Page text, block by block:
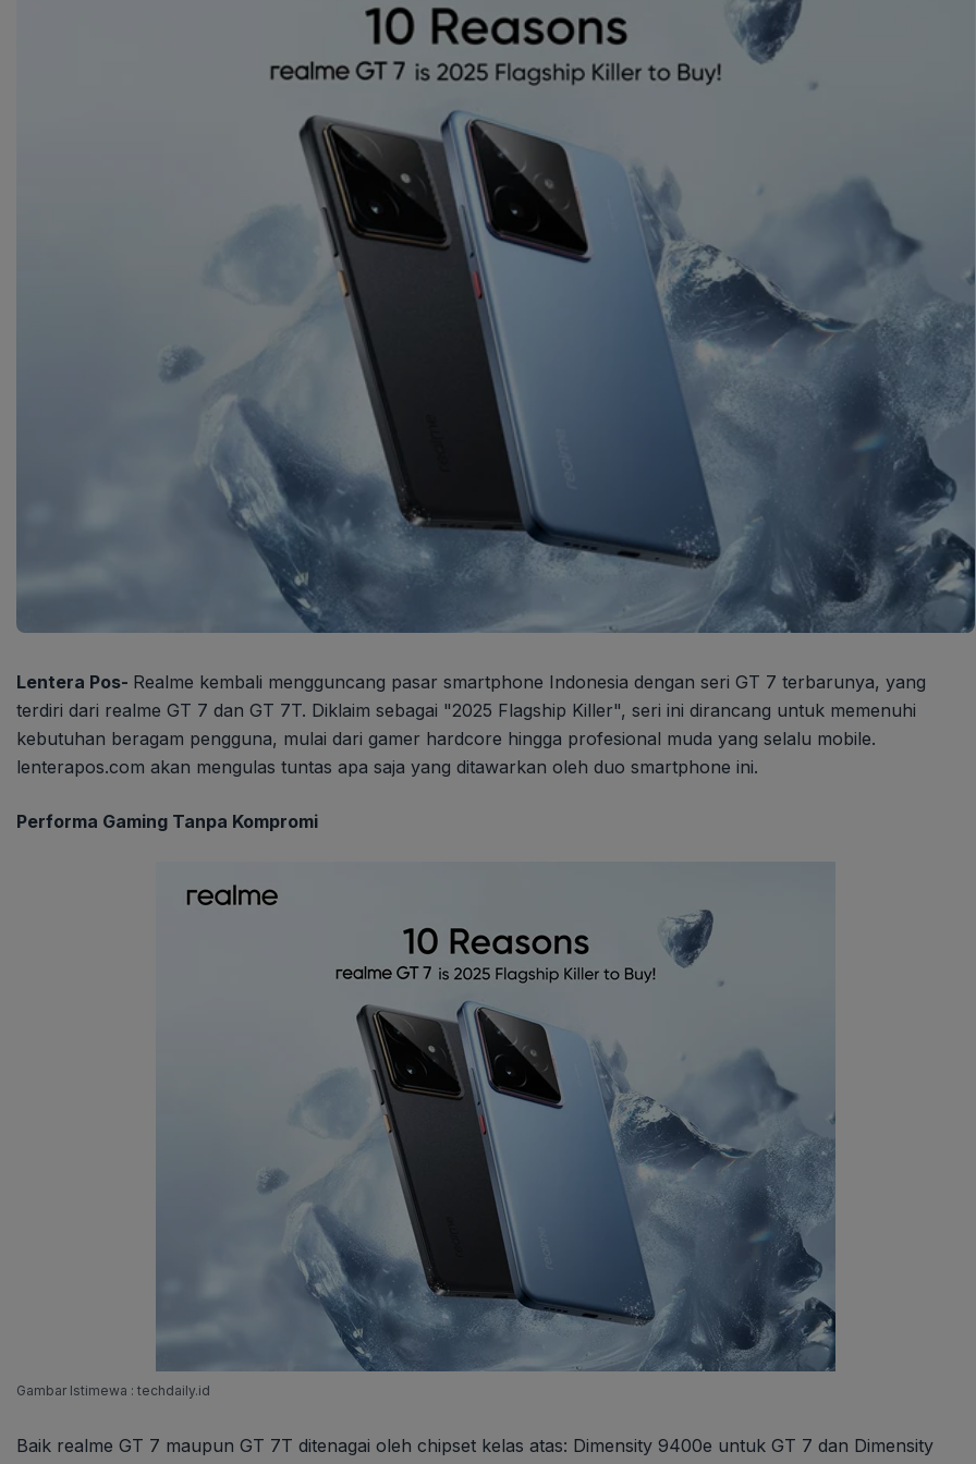
Lentera Pos- Realme kembali mengguncang pasar smartphone Indonesia dengan seri GT 7 terbarunya, yang
terdiri dari realme GT 7 dan GT 7T. Diklaim sebagai "2025 Flagship Killer", seri ini dirancang untuk memenuhi
kebutuhan beragam pengguna, mulai dari gamer hardcore hingga profesional muda yang selalu mobile.
lenterapos.com akan mengulas tuntas apa saja yang ditawarkan oleh duo smartphone ini.
Performa Gaming Tanpa Kompromi
Gambar Istimewa : techdaily.id
Baik realme GT 7 maupun GT 7T ditenagai oleh chipset kelas atas: Dimensity 9400e untuk GT 7 dan Dimensity